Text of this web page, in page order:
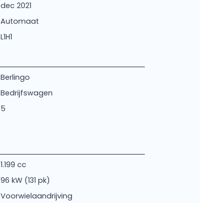
dec 2021
Automaat
L1H1
Berlingo
Bedrijfswagen
5
1.199 cc
96 kW (131 pk)
Voorwielaandrijving